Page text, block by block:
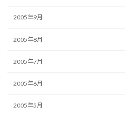
2005年9月
2005年8月
2005年7月
2005年6月
2005年5月